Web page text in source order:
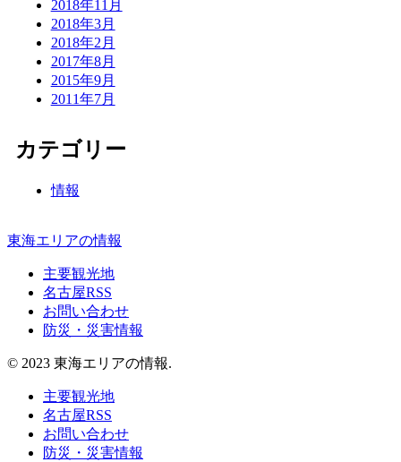
2018年11月
2018年3月
2018年2月
2017年8月
2015年9月
2011年7月
カテゴリー
情報
東海エリアの情報
主要観光地
名古屋RSS
お問い合わせ
防災・災害情報
© 2023 東海エリアの情報.
主要観光地
名古屋RSS
お問い合わせ
防災・災害情報